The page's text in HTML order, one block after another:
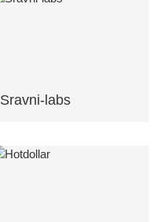
Sravni-labs